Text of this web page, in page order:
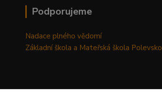
Podporujeme
Nadace plného vědomí
Základní škola a Mateřská škola Polevsko